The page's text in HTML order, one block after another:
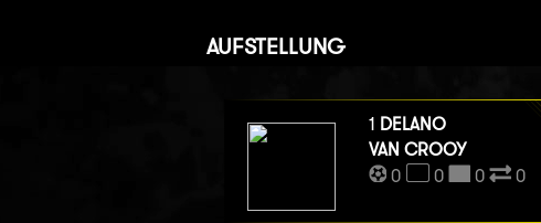
AUFSTELLUNG
1 DELANO
VAN CROOY
0
0 0 0